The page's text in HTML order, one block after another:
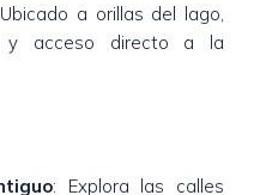
a orillas del lago,
y acceso directo a la
: Explora las calles